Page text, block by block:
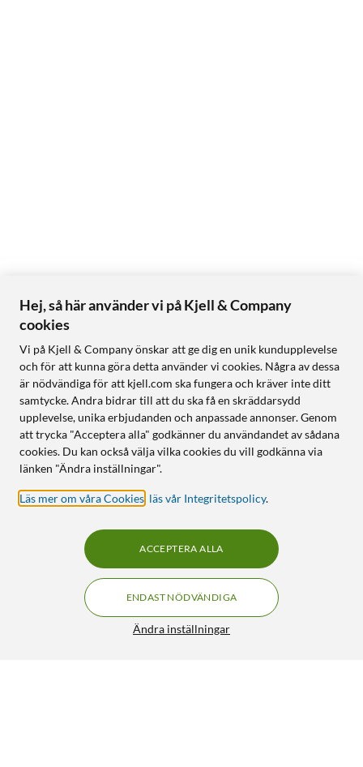
Hej, så här använder vi på Kjell & Company
cookies
Vi på Kjell & Company önskar att ge dig en unik kundupplevelse
och för att kunna göra detta använder vi cookies. Några av dessa
är nödvändiga för att kjell.com ska fungera och kräver inte ditt
samtycke. Andra bidrar till att du ska få en skräddarsydd
upplevelse, unika erbjudanden och anpassade annonser. Genom
att trycka "Acceptera alla" godkänner du användandet av sådana
cookies. Du kan också välja vilka cookies du vill godkänna via
länken "Ändra inställningar".
Läs mer om våra Cookies läs vår Integritetspolicy.
Ändra inställningar
ENDAST NÖDVÄNDIGA
ACCEPTERA ALLA